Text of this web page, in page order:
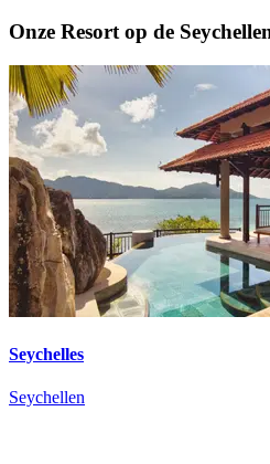
Onze Resort op de
Seychelles
Seychellen